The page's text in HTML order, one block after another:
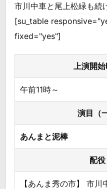
市川中車と尾上松緑も続
[su_table
fixed="yes"]
上演開
午前11時～
演目（
あんまと泥棒
配役
【あんま秀の市】 市川